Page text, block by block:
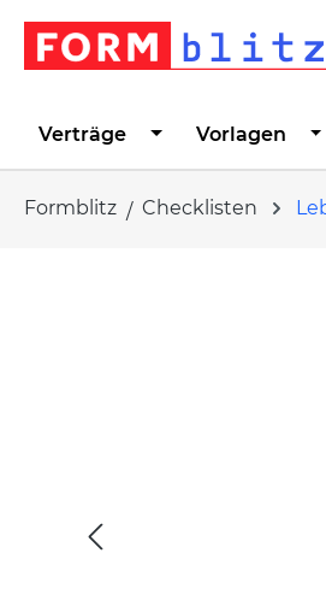
Zur Hauptnavigation
Verträge Vorlagen
Formblitz Checklisten